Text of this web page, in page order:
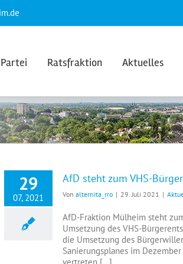
Partei Ratsfraktion Aktuelles
29
07, 2021
AfD steht zum VHS-
Von alternita_rro | 29. Juli 2021 |
AfD-Fraktion Mülheim steht
Umsetzung des VHS-
die Umsetzung des
Sanierungsplanes im